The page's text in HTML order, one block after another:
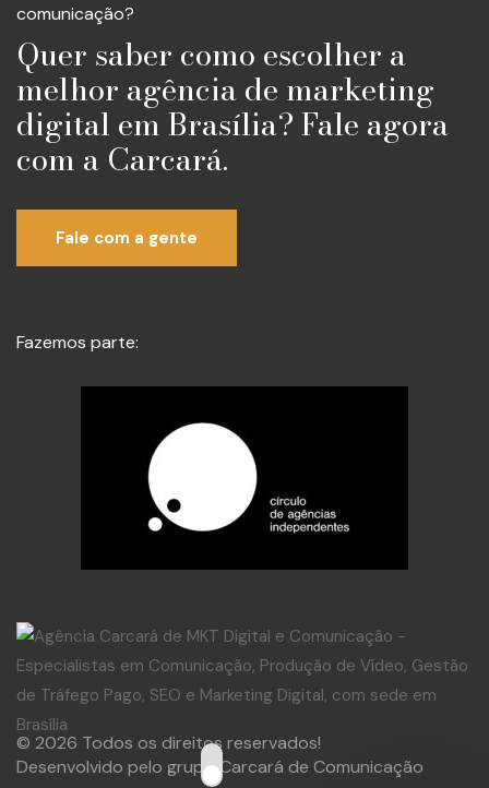
comunicação?
Quer saber como escolher a
melhor agência de marketing
digital em Brasília? Fale agora
com a Carcará.
Fale com a gente
Fazemos parte:
© 2026 Todos os direitos reservados!
Desenvolvido pelo grupo Carcará de Comunicação